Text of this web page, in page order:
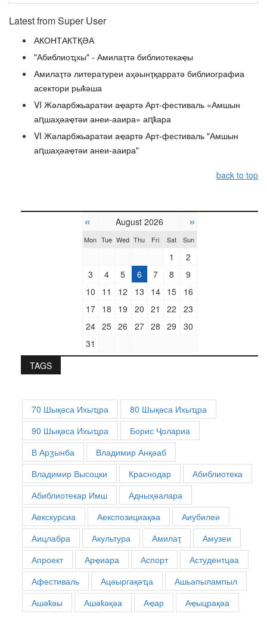
Latest from Super User
АКОНТАКТҚӘА
"Абиблиоҵхы" - Амилаҭтә библиотекаҿы
Амилаҭтә литературеи аҳәынҭқарратә библиографиа
асектори рыҟәша
VI Жәларбжьаратәи аҿартә Арт-фестиваль «Амшын
аԥшаҳәаҿтәи анеи-ааира» аԥҟара
VI Жәларбжьаратәи аҿартә Арт-фестиваль "Амшын
аԥшаҳәаҿтәи анеи-ааира"
back to top
« August 2026 »
Mon Tue Wed Thu Fri Sat Sun
1
2
3
4 5 6 7 8
9
10
11 12 13 14 15
16
17
18 19 20 21 22
23
24 25 26 27 28 29
30
31
TAGS
70 Шықәса Ихыҵра
80 Шықәса Ихыҵра
90 Шықәса Ихыҵра
Борис Ҷолариа
В Арӡынба
Владимир Анқәаб
Владимир Высоцки
Краснодар
Абиблиотека
Абиблиотекар Имш
Адныҳәалара
Аекскурсиа
Аекспозициақәа
Аиубилеи
Аицлабра
Акультура Амилаҭ
Амузеи
Апроект
Арҿиара Аспорт
Астудентцәа
Афестиваль
Ацәыргақәҵа
Ашьапылампыл
Ашәҟәы
Ашәҟәқәа Аҿар Аҿыцрақәа